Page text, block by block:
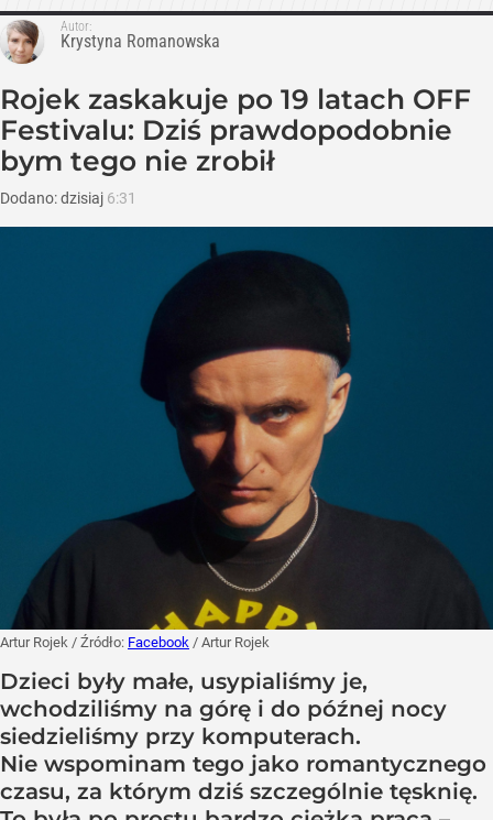
Autor:
Krystyna Romanowska
Rojek zaskakuje po 19 latach OFF
Festivalu: Dziś prawdopodobnie
bym tego nie zrobił
Dodano:dzisiaj 6:31
Artur Rojek / Źródło: Facebook / Artur Rojek
Dzieci były małe, usypialiśmy je,
wchodziliśmy na górę i do późnej nocy
siedzieliśmy przy komputerach.
Nie wspominam tego jako romantycznego
czasu, za którym dziś szczególnie tęsknię.